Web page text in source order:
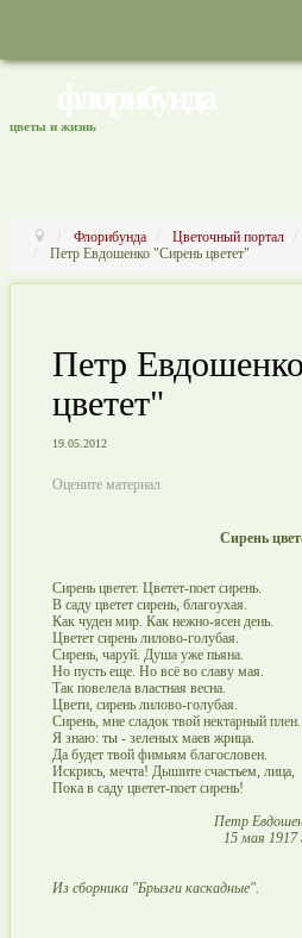
цветы и жизнь
Флорибунда Цветочный портал
Петр Евдошенко "Сирень цветет"
Петр
цветет"
19.05.2012
Оцените материал
Сирень
Сирень цветет. Цветет-поет сирень.
В саду цветет сирень, благоухая.
Как чуден мир. Как нежно-ясен день.
Цветет сирень лилово-голубая.
Сирень, чаруй. Душа уже пьяна.
Но пусть еще. Но всё во славу мая.
Так повелела властная весна.
Цвети, сирень лилово-голубая.
Сирень, мне сладок твой нектарный плен.
Я знаю: ты - зеленых маев жрица.
Да будет твой фимьям благословен.
Искрись, мечта! Дышите счастьем, лица,
Пока в саду цветет-поет сирень!
Петр
15 мая 1917
Из сборника "Брызги каскадные".